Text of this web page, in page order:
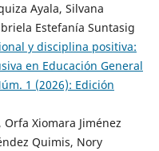
Ayala, Silvana
Estefanía Suntasig
y disciplina positiva:
en Educación General
1 (2026): Edición
Xiomara Jiménez
Quimis, Nory